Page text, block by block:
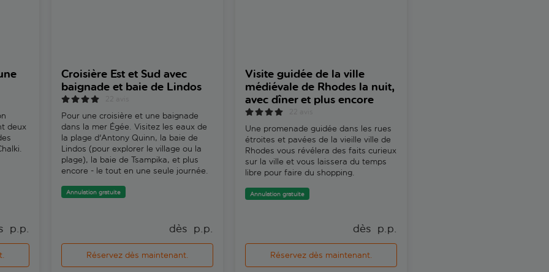
deux
p.p.
Croisière Est et Sud avec
baignade et baie de Lindos
Pour une croisière et une baignade
dans la mer Égée. Visitez les eaux de
la plage d'Antony Quinn, la baie de
Lindos (pour explorer le village ou la
plage), la baie de Tsampika, et plus
encore - le tout en une seule journée.
Annulation gratuite
dès p.p.
Réservez dès maintenant.
Visite guidée de la ville
médiévale de Rhodes la nuit,
avec dîner et plus encore
Une promenade guidée dans les rues
étroites et pavées de la vieille ville de
Rhodes vous révélera des faits curieux
sur la ville et vous laissera du temps
libre pour faire du shopping.
Annulation gratuite
dès p.p.
Réservez dès maintenant.